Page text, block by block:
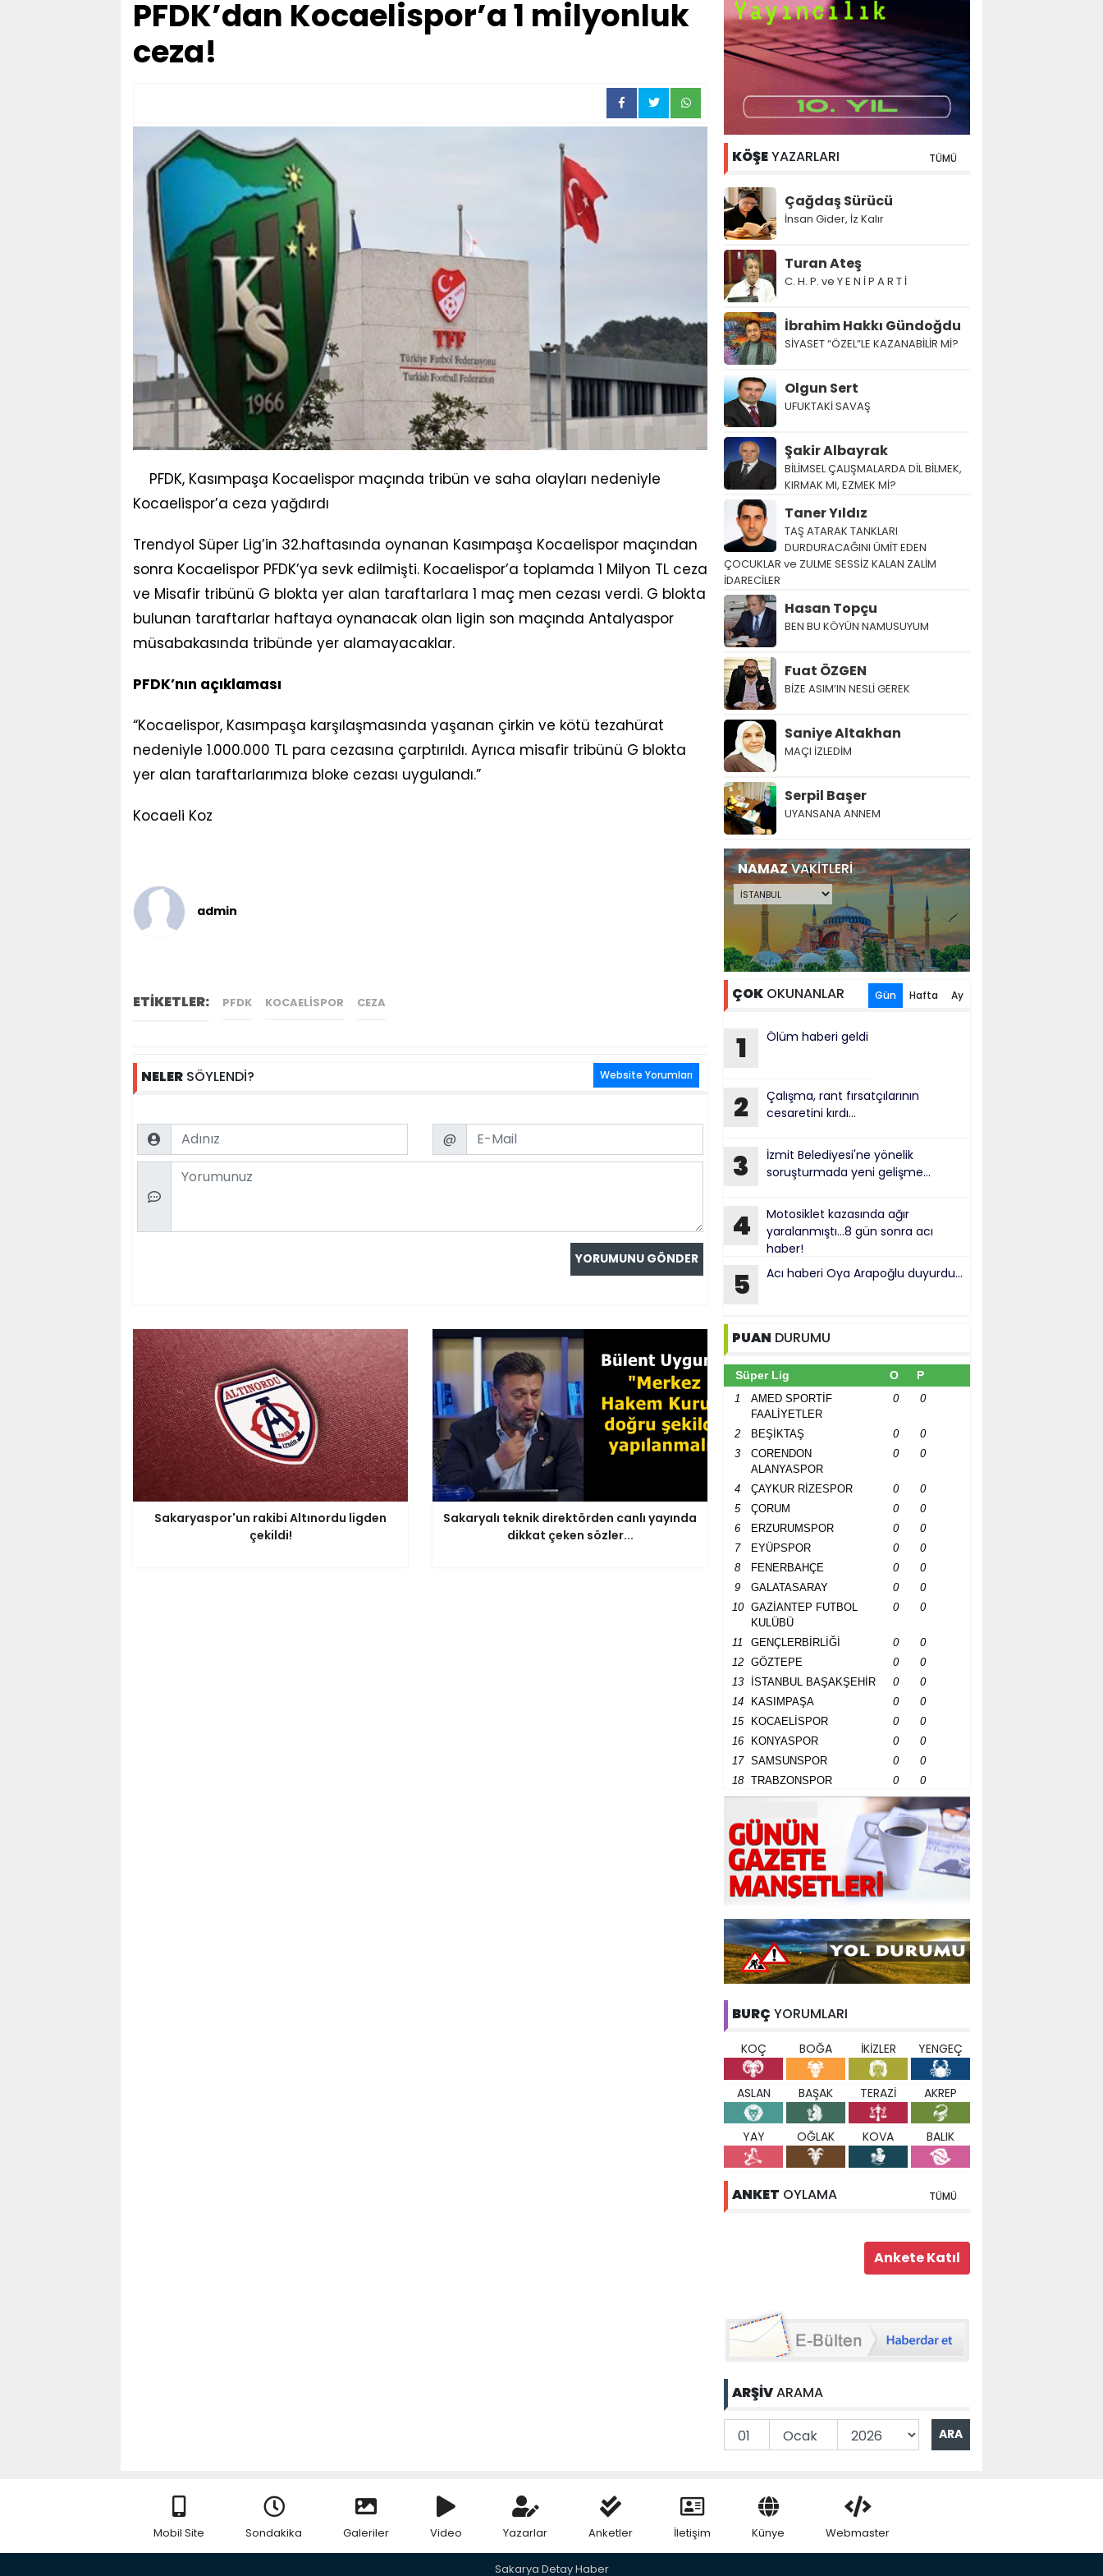
PFDK’dan Kocaelispor’a 1 milyonluk
ceza!
PFDK, Kasımpaşa Kocaelispor maçında tribün ve saha olayları nedeniyle
Kocaelispor’a ceza yağdırdı
Trendyol Süper Lig’in 32.haftasında oynanan Kasımpaşa Kocaelispor maçından
sonra Kocaelispor PFDK’ya sevk edilmişti. Kocaelispor’a toplamda 1 Milyon TL ceza
ve Misafir tribünü G blokta yer alan taraftarlara 1 maç men cezası verdi. G blokta
bulunan taraftarlar haftaya oynanacak olan ligin son maçında Antalyaspor
müsabakasında tribünde yer alamayacaklar.
PFDK’nın açıklaması
“Kocaelispor, Kasımpaşa karşılaşmasında yaşanan çirkin ve kötü tezahürat
nedeniyle 1.000.000 TL para cezasına çarptırıldı. Ayrıca misafir tribünü G blokta
yer alan taraftarlarımıza bloke cezası uygulandı.”
Kocaeli Koz
admin
ETİKETLER: PFDK KOCAELISPOR CEZA
NELER SÖYLENDİ? Website Yorumları
Name Email
@
Comment
Sakaryaspor'un rakibi Altınordu ligden
çekildi!
Sakaryalı teknik direktörden canlı yayında
dikkat çeken sözler...
KÖŞEYAZARLARI TÜMÜ
Çağdaş Sürücü
İnsan Gider, İz Kalır
Turan Ateş
C. H. P. ve Y E N İ P A R T İ
İbrahim Hakkı Gündoğdu
SİYASET “ÖZEL”LE KAZANABİLİR Mİ?
Olgun Sert
UFUKTAKİ SAVAŞ
Şakir Albayrak
BİLİMSEL ÇALIŞMALARDA DİL BİLMEK,
KIRMAK MI, EZMEK Mİ?
Taner Yıldız
TAŞ ATARAK TANKLARI
DURDURACAĞINI ÜMİT EDEN
ÇOCUKLAR ve ZULME SESSİZ KALAN ZALİM
İDARECİLER
Hasan Topçu
BEN BU KÖYÜN NAMUSUYUM
Fuat ÖZGEN
BİZE ASIM’IN NESLİ GEREK
Saniye Altakhan
MAÇI İZLEDİM
Serpil Başer
UYANSANA ANNEM
NAMAZVAKİTLERİ
ÇOK OKUNANLAR Gün Hafta Ay
1 Ölüm haberi geldi
2
Çalışma, rant fırsatçılarının
cesaretini kırdı...
3
İzmit Belediyesi'ne yönelik
soruşturmada yeni gelişme...
4
Motosiklet kazasında ağır
yaralanmıştı...8 gün sonra acı
haber!
5 Acı haberi Oya Arapoğlu duyurdu...
PUAN DURUMU
Süper Lig O P
1
AMED SPORTİF
FAALİYETLER
0 0
2 BEŞİKTAŞ 0
0
3
CORENDON
ALANYASPOR
0 0
4 ÇAYKUR RİZESPOR 0
0
5
ÇORUM 0
0
6
ERZURUMSPOR 0
0
7
EYÜPSPOR 0
0
8
FENERBAHÇE 0
0
9
GALATASARAY 0
0
10
GAZİANTEP FUTBOL
KULÜBÜ
0 0
11 GENÇLERBİRLİĞİ 0
0
12
GÖZTEPE 0
0
13
İSTANBUL BAŞAKŞEHİR 0
0
14
KASIMPAŞA 0
0
15
KOCAELİSPOR 0
0
16
KONYASPOR 0
0
17
SAMSUNSPOR 0
0
18
TRABZONSPOR 0 0
BURÇ YORUMLARI
KOÇ BOĞA İKİZLER YENGEÇ
ASLAN BAŞAK TERAZİ AKREP
YAY OĞLAK KOVA BALIK
ANKET OYLAMA TÜMÜ
ARŞİVARAMA
Mobil Site Sondakika Galeriler Video Yazarlar Anketler İletişim Künye Webmaster
Sakarya Detay Haber